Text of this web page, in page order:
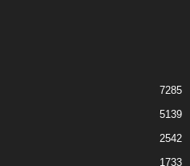
7285
5139
2542
1733